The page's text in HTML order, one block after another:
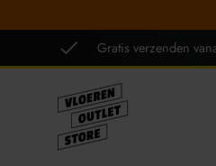
GA NAAR INHOUD
Gratis verzenden